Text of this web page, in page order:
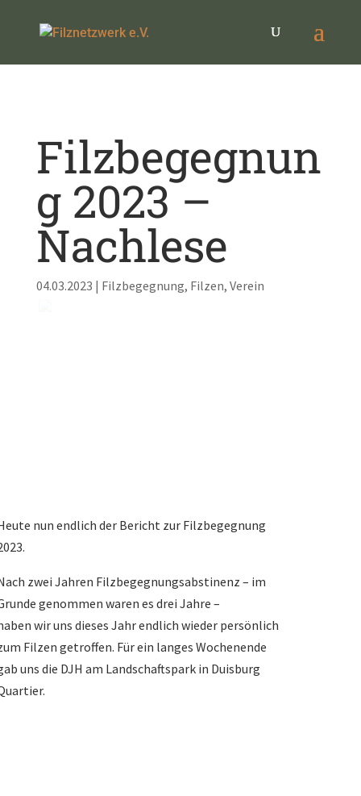
Filzbegegnun
g 2023 –
Nachlese
04.03.2023 | Filzbegegnung, Filzen, Verein
nun endlich der Bericht zur Filzbegegnung
zwei Jahren Filzbegegnungsabstinenz – im
genommen waren es drei Jahre –
wir uns dieses Jahr endlich wieder persönlich
Filzen getroffen. Für ein langes Wochenende
uns die DJH am Landschaftspark in Duisburg